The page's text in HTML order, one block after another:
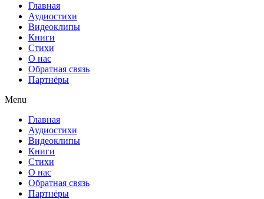
Главная
Аудиостихи
Видеоклипы
Книги
Стихи
О нас
Обратная связь
Партнёры
Menu
Главная
Аудиостихи
Видеоклипы
Книги
Стихи
О нас
Обратная связь
Партнёры